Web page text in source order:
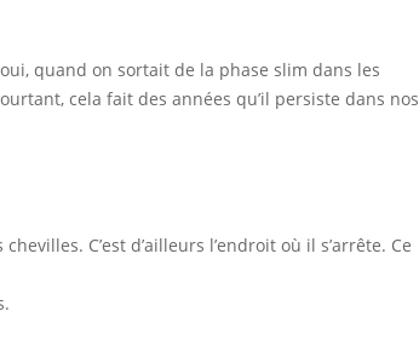
quand on sortait de la phase slim dans les
cela fait des années qu’il persiste dans nos
C’est d’ailleurs l’endroit où il s’arrête. Ce